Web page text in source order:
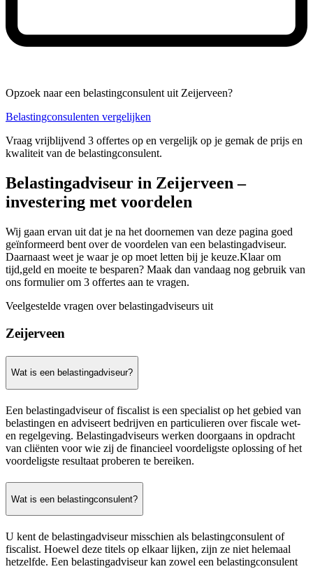
Opzoek naar een belastingconsulent uit Zeijerveen?
Belastingconsulenten vergelijken
Vraag vrijblijvend 3 offertes op en vergelijk op je gemak de prijs en
kwaliteit van de belastingconsulent.
Belastingadviseur in Zeijerveen –
investering met voordelen
Wij gaan ervan uit dat je na het doornemen van deze pagina goed
geïnformeerd bent over de voordelen van een belastingadviseur.
Daarnaast weet je waar je op moet letten bij je keuze.Klaar om
tijd,geld en moeite te besparen? Maak dan vandaag nog gebruik van
ons formulier om 3 offertes aan te vragen.
Veelgestelde vragen over belastingadviseurs uit
Zeijerveen
Wat is een belastingadviseur?
Een belastingadviseur of fiscalist is een specialist op het gebied van
belastingen en adviseert bedrijven en particulieren over fiscale wet-
en regelgeving. Belastingadviseurs werken doorgaans in opdracht
van cliënten voor wie zij de financieel voordeligste oplossing of het
voordeligste resultaat proberen te bereiken.
Wat is een belastingconsulent?
U kent de belastingadviseur misschien als belastingconsulent of
fiscalist. Hoewel deze titels op elkaar lijken, zijn ze niet helemaal
hetzelfde. Een belastingadviseur kan zowel een belastingconsulent